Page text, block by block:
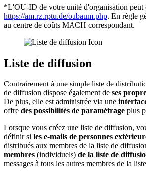
*L'OU-ID de votre unité d'organisation peut
https://am.rz.rptu.de/oubaum.php. En règle
au centre de coûts MACH correspondant.
Liste de diffusion
Contrairement à une simple liste de
de diffusion dispose également de ses
De plus, elle est administrée via une
offre des possibilités de paramétrage plus
Lorsque vous créez une liste de diffusion,
définir si les e-mails de personnes
distribués aux membres de la liste de
membres (individuels) de la liste de
messages à tous les autres membres de la